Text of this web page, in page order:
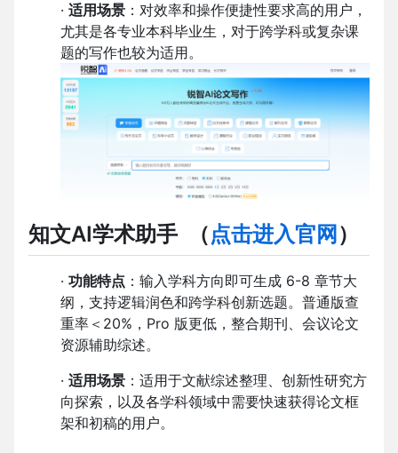
· 适用场景 ：对效率和操作便捷性要求高的用户，
尤其是各专业本科毕业生，对于跨学科或复杂课
题的写作也较为适用。
知文AI学术助手 （点击进入官网 ）
· 功能特点 ：输入学科方向即可生成 6-8 章节大
纲，支持逻辑润色和跨学科创新选题。普通版查
重率＜20%，Pro 版更低，整合期刊、会议论文
资源辅助综述。
· 适用场景 ：适用于文献综述整理、创新性研究方
向探索，以及各学科领域中需要快速获得论文框
架和初稿的用户。